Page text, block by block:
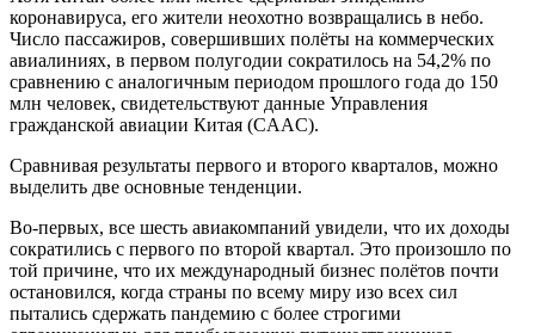
коронавируса, его жители неохотно возвращались в небо.
Число пассажиров, совершивших полёты на коммерческих
авиалиниях, в первом полугодии сократилось на 54,2% по
сравнению с аналогичным периодом прошлого года до 150
млн человек, свидетельствуют данные Управления
гражданской авиации Китая (CAAC).
Сравнивая результаты первого и второго кварталов, можно
выделить две основные тенденции.
Во-первых, все шесть авиакомпаний увидели, что их доходы
сократились с первого по второй квартал. Это произошло по
той причине, что их международный бизнес полётов почти
остановился, когда страны по всему миру изо всех сил
пытались сдержать пандемию с более строгими